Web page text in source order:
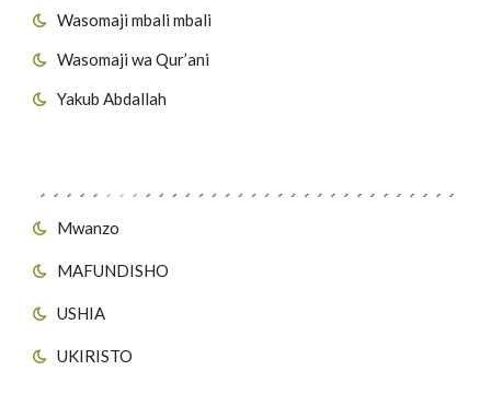
Wasomaji mbali mbali
Wasomaji wa Qur’ani
Yakub Abdallah
Mwanzo
MAFUNDISHO
USHIA
UKIRISTO